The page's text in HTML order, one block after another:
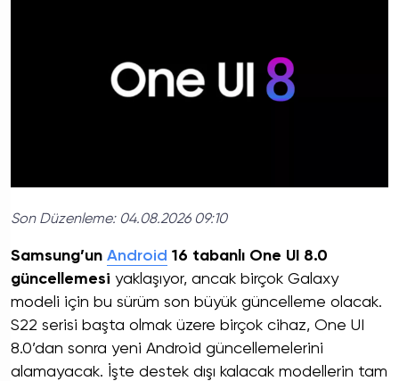
Son Düzenleme: 04.08.2026 09:10
Samsung’un Android 16 tabanlı One UI 8.0
güncellemesi yaklaşıyor, ancak birçok Galaxy
modeli için bu sürüm son büyük güncelleme olacak.
S22 serisi başta olmak üzere birçok cihaz, One UI
8.0’dan sonra yeni Android güncellemelerini
alamayacak. İşte destek dışı kalacak modellerin tam